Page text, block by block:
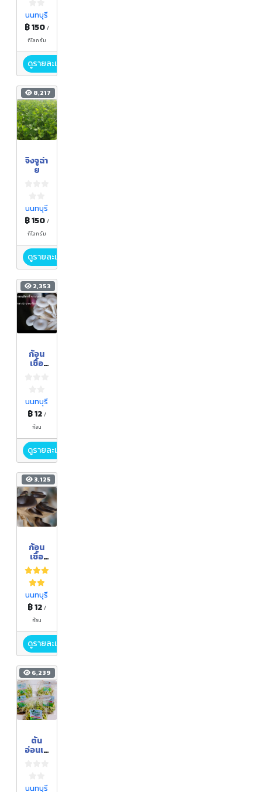
นนทบุรี
฿ 150 /
กิโลกรัม
ดูรายละเอียด
8,217
จิงจูฉ่า
ย
นนทบุรี
฿ 150 /
กิโลกรัม
ดูรายละเอียด
2,353
ก้อน
เชื้อ
นนทบุรี
฿ 12 /
ก้อน
ดูรายละเอียด
3,125
ก้อน
เชื้อ
เห็ด
ภูฏาน
นนทบุรี
฿ 12 /
ก้อน
ดูรายละเอียด
6,239
ต้น
อ่อนเห
นนทบุรี